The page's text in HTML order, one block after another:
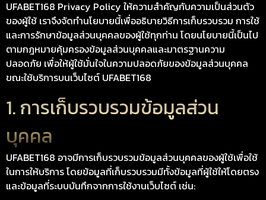
UFABET168 Privacy Policy ให้ความสำคัญกับความเป็นส่วนตัว
ของผู้ใช้ เราจึงจัดทำนโยบายนี้เพื่ออธิบายวิธีการเก็บรวบรวม การใช้
และการรักษาข้อมูลส่วนบุคคลของผู้ใช้ทุกท่าน โดยนโยบายนี้เป็นไป
ตามกฎหมายคุ้มครองข้อมูลส่วนบุคคลและมาตรฐานความ
ปลอดภัย เพื่อให้ผู้ใช้มั่นใจในความปลอดภัยของข้อมูลส่วนบุคคล
ขณะใช้บริการบนเว็บไซต์ UFABET168
1. การเก็บรวบรวมข้อมูลส่วน
บุคคล
UFABET168 อาจมีการเก็บรวบรวมข้อมูลส่วนบุคคลของผู้ใช้เพื่อใช้
ในการให้บริการ โดยข้อมูลที่เก็บรวบรวมมีทั้งข้อมูลที่ผู้ใช้ให้โดยตรง
และข้อมูลที่ระบบบันทึกจากการใช้งานเว็บไซต์ เช่น: